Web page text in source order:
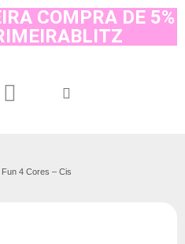
COMPRA DE 5%
4 Cores – Cis